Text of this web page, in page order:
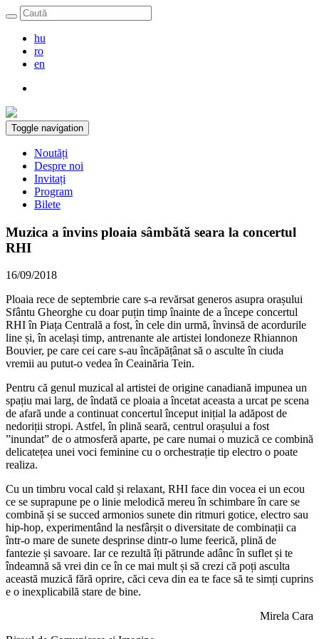
hu
ro
en
Toggle navigation
Noutăți
Despre noi
Invitați
Program
Bilete
Muzica a învins ploaia sâmbătă seara la concertul
RHI
16/09/2018
Ploaia rece de septembrie care s-a revărsat generos asupra orașului
Sfântu Gheorghe cu doar puțin timp înainte de a începe concertul
RHI în Piața Centrală a fost, în cele din urmă, învinsă de acordurile
line și, în același timp, antrenante ale artistei londoneze Rhiannon
Bouvier, pe care cei care s-au încăpățânat să o asculte în ciuda
vremii au putut-o vedea în Ceainăria Tein.
Pentru că genul muzical al artistei de origine canadiană impunea un
spațiu mai larg, de îndată ce ploaia a încetat aceasta a urcat pe scena
de afară unde a continuat concertul început inițial la adăpost de
nedoriții stropi. Astfel, în plină seară, centrul orașului a fost
”inundat” de o atmosferă aparte, pe care numai o muzică ce combină
delicatețea unei voci feminine cu o orchestrație tip electro o poate
realiza.
Cu un timbru vocal cald și relaxant, RHI face din vocea ei un ecou
ce se suprapune pe o linie melodică mereu în schimbare în care se
combină și se succed armonios sunete din ritmuri gotice, electro sau
hip-hop, experimentând la nesfârșit o diversitate de combinații ca
într-o mare de sunete desprinse dintr-o lume feerică, plină de
fantezie și savoare. Iar ce rezultă îți pătrunde adânc în suflet și te
îndeamnă să vrei din ce în ce mai mult și să crezi că poți asculta
această muzică fără oprire, căci ceva din ea te face să te simți cuprins
e o inexplicabilă stare de bine.
Mirela Cara